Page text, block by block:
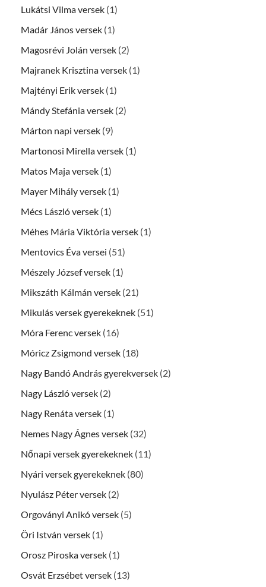
Lukátsi Vilma versek (1)
Madár János versek (1)
Magosrévi Jolán versek (2)
Majranek Krisztina versek (1)
Majtényi Erik versek (1)
Mándy Stefánia versek (2)
Márton napi versek (9)
Martonosi Mirella versek (1)
Matos Maja versek (1)
Mayer Mihály versek (1)
Mécs László versek (1)
Méhes Mária Viktória versek (1)
Mentovics Éva versei (51)
Mészely József versek (1)
Mikszáth Kálmán versek (21)
Mikulás versek gyerekeknek (51)
Móra Ferenc versek (16)
Móricz Zsigmond versek (18)
Nagy Bandó András gyerekversek (2)
Nagy László versek (2)
Nagy Renáta versek (1)
Nemes Nagy Ágnes versek (32)
Nőnapi versek gyerekeknek (11)
Nyári versek gyerekeknek (80)
Nyulász Péter versek (2)
Orgoványi Anikó versek (5)
Öri István versek (1)
Orosz Piroska versek (1)
Osvát Erzsébet versek (13)